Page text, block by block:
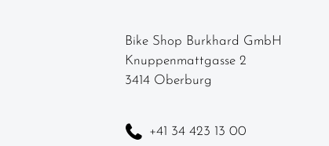
Bike Shop Burkhard GmbH
Knuppenmattgasse 2
3414 Oberburg
+41 34 423 13 00